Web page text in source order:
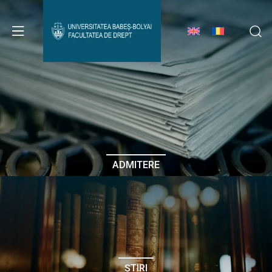
Avizier Studenți
Studii
Admitere
Erasmus & Internațional
Despre Facultate
ADMITERE
ȘTIRI